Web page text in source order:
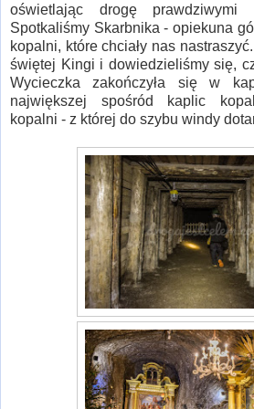
oświetlając drogę prawdziwymi
Spotkaliśmy Skarbnika - opiekuna
kopalni, które chciały nas
świętej Kingi i dowiedzieliśmy się,
Wycieczka zakończyła się w
największej spośród kaplic
kopalni - z której do szybu windy